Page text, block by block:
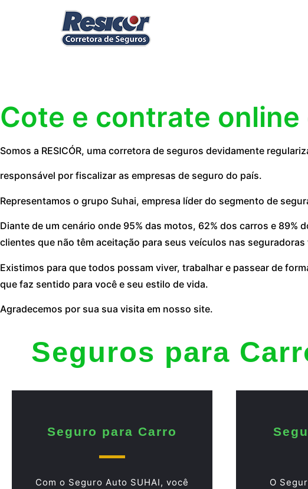
Cote e contrate
Somos a RESICÓR, uma corretora de seguros devidamente
responsável por fiscalizar as empresas de seguro do país.
Representamos o grupo Suhai, empresa líder do segmento de
Diante de um cenário onde 95% das motos, 62% dos carros e
clientes que não têm aceitação para seus veículos nas
Existimos para que todos possam viver, trabalhar e passear de
que faz sentido para você e seu estilo de vida.
Agradecemos por sua sua visita em nosso site.
Seguros para
Seguro para Carro
Com o Seguro Auto SUHAI, você
O